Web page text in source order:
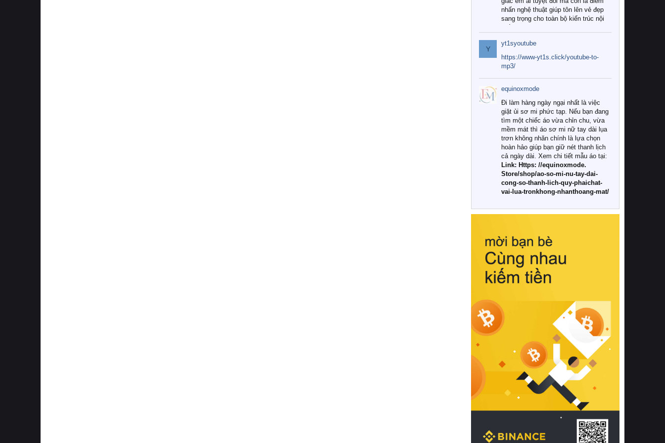
nhấn nghệ thuật giúp tôn lên vẻ đẹp
sang trọng cho toàn bộ kiến trúc nội
Tuy nhiên, giữa thị trường đa dạng
với vô vàn thương hiệu và mẫu mã
như hiện nay, làm thế nào để chọn
được những bộ chăn ga gối đệm cao
cấp thực sự chất lượng, phù hợp với
khí hậu và nhu cầu sử dụng của gia
đình? Hãy cùng chúng tôi đi tìm lời
giải đáp chi tiết qua bài viết dưới đây.
1. Tại sao các gia đình hiện đại lại ưa
chuộng chăn ga gối đệm cao cấp?
Khác với các dòng sản phẩm thông
thường, những bộ chăn ga gối đệm
cao cấp trải qua quy trình sản xuất
nghiêm ngặt từ khâu chọn lọc nguyên
liệu tự nhiên đến công nghệ dệt
nhuộm hiện đại không chứa hóa chất
này, bạn sẽ cảm nhận rõ rệt sự khác
hồi chuẩn xác của phần đệm nâng đỡ
cột sống.
Bên cạnh đó, việc lựa chọn các dòng
sản phẩm đạt chuẩn chất lượng quốc
tế còn giúp ngăn ngừa tình trạng kích
khuẩn và nấm mốc trong điều kiện
thời tiết nóng ẩm. Bạn có thể tìm hiểu
thêm các nghiên cứu khoa học về tác
động của giấc ngủ và môi trường
phòng ngủ đối với sức khỏe con
người tại Sleep Foundation (External
Link) để có cái nhìn toàn diện hơn.
2. Các tiêu chí vàng khi lựa chọn
chăn ga gối đệm cao cấp cho phòng
ngủ
Để sở hữu một bộ chăn ga gối đệm
cao cấp hoàn hảo cả về thẩm mỹ lẫn
công năng, người tiêu dùng cần cân
nhắc kỹ lưỡng các tiêu chí quan trọng
Y
yt1syoutube
https://www-yt1s.click/youtube-to-
mp3/
equinoxmode
Đi làm hàng ngày ngại nhất là việc
giặt ủi sơ mi phức tạp. Nếu bạn đang
tìm một chiếc áo vừa chỉn chu, vừa
mềm mát thì áo sơ mi nữ tay dài lụa
trơn không nhăn chính là lựa chọn
hoàn hảo giúp bạn giữ nét thanh lịch
cả ngày dài. Xem chi tiết mẫu áo tại:
Link: Https: //equinoxmode.
Store/shop/ao-so-mi-nu-tay-dai-
cong-so-thanh-lich-quy-phaichat-
vai-lua-tronkhong-nhanthoang-mat/